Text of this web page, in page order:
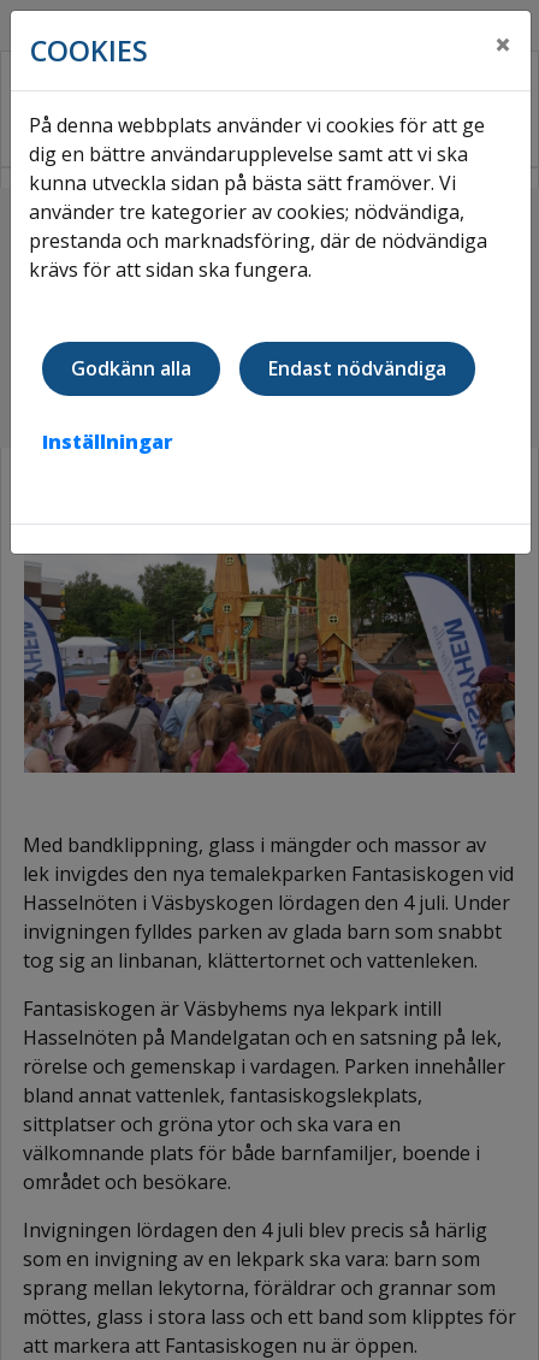
Hem Om Väsbyhem
Nyhetsarkiv
Fantasiskogen öppnade med bandklippning, glass
och glada barn
FANTASISKOGEN ÖPPNADE MED
BANDKLIPPNING, GLASS OCH
GLADA BARN
Med bandklippning, glass i mängder och massor av
lek invigdes den nya temalekparken Fantasiskogen vid
Hasselnöten i Väsbyskogen lördagen den 4 juli. Under
invigningen fylldes parken av glada barn som snabbt
tog sig an linbanan, klättertornet och vattenleken.
Fantasiskogen är Väsbyhems nya lekpark intill
Hasselnöten på Mandelgatan och en satsning på lek,
rörelse och gemenskap i vardagen. Parken innehåller
bland annat vattenlek, fantasiskogslekplats,
sittplatser och gröna ytor och ska vara en
välkomnande plats för både barnfamiljer, boende i
området och besökare.
Invigningen lördagen den 4 juli blev precis så härlig
som en invigning av en lekpark ska vara: barn som
sprang mellan lekytorna, föräldrar och grannar som
möttes, glass i stora lass och ett band som klipptes för
att markera att Fantasiskogen nu är öppen.
COOKIES ×
På denna webbplats använder vi cookies för att ge
dig en bättre användarupplevelse samt att vi ska
kunna utveckla sidan på bästa sätt framöver. Vi
använder tre kategorier av cookies; nödvändiga,
prestanda och marknadsföring, där de nödvändiga
krävs för att sidan ska fungera.
Godkänn alla Endast nödvändiga
Inställningar